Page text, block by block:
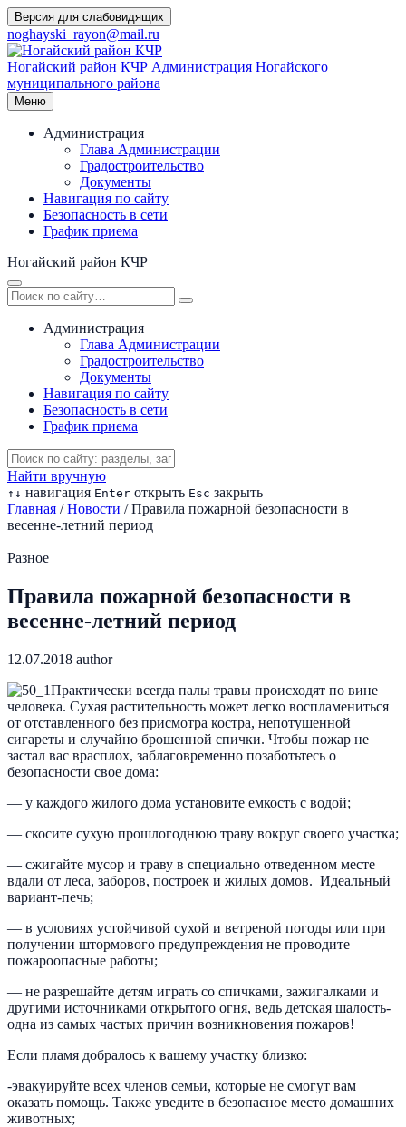
Перейти
к
содержимому
Версия для слабовидящих
noghayski_rayon@mail.ru
Ногайский район КЧР Администрация Ногайского
муниципального района
Меню
Администрация
Глава Администрации
Градостроительство
Документы
Навигация по сайту
Безопасность в сети
График приема
Ногайский район КЧР
Администрация
Глава Администрации
Градостроительство
Документы
Навигация по сайту
Безопасность в сети
График приема
Найти вручную
↑ ↓ навигация Enter открыть Esc закрыть
Главная / Новости / Правила пожарной безопасности в
весенне-летний период
Разное
Правила пожарной безопасности в
весенне-летний период
12.07.2018 author
Практически всегда палы травы происходят по вине
человека. Сухая растительность может легко воспламениться
от отставленного без присмотра костра, непотушенной
сигареты и случайно брошенной спички. Чтобы пожар не
застал вас врасплох, заблаговременно позаботьтесь о
безопасности свое дома:
— у каждого жилого дома установите емкость с водой;
— скосите сухую прошлогоднюю траву вокруг своего участка;
— сжигайте мусор и траву в специально отведенном месте
вдали от леса, заборов, построек и жилых домов. Идеальный
вариант-печь;
— в условиях устойчивой сухой и ветреной погоды или при
получении штормового предупреждения не проводите
пожароопасные работы;
— не разрешайте детям играть со спичками, зажигалками и
другими источниками открытого огня, ведь детская шалость-
одна из самых частых причин возникновения пожаров!
Если пламя добралось к вашему участку близко:
-эвакуируйте всех членов семьи, которые не смогут вам
оказать помощь. Также уведите в безопасное место домашних
животных;